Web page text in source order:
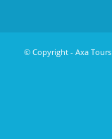
© Copyright - Axa Tours